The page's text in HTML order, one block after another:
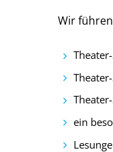
Wir
ein